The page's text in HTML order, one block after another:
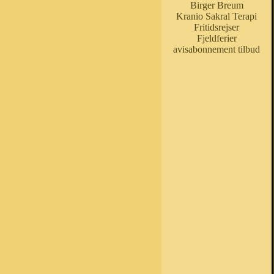
Birger Breum
Kranio Sakral Terapi
Fritidsrejser
Fjeldferier
avisabonnement tilbud